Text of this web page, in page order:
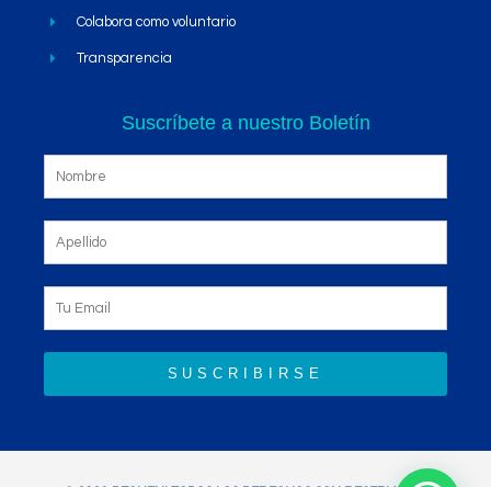
Colabora como voluntario
Transparencia
Suscríbete a nuestro Boletín
SUSCRIBIRSE